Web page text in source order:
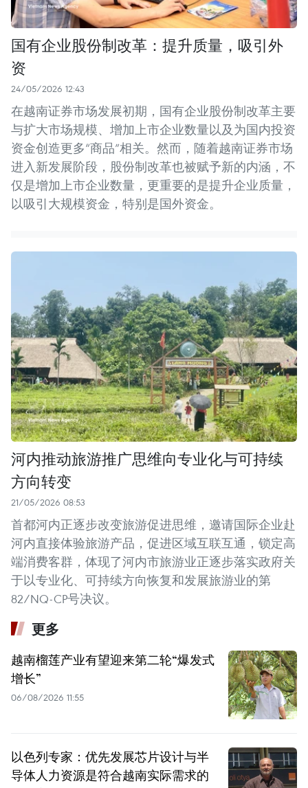
国有企业股份制改革：提升质量，吸引外
资
24/05/2026 12:43
在越南证券市场发展初期，国有企业股份制改革主要
与扩大市场规模、增加上市企业数量以及为国内投资
资金创造更多“商品”相关。然而，随着越南证券市场
进入新发展阶段，股份制改革也被赋予新的内涵，不
仅是增加上市企业数量，更重要的是提升企业质量，
以吸引大规模资金，特别是国外资金。
河内推动旅游推广思维向专业化与可持续
方向转变
21/05/2026 08:53
首都河内正逐步改变旅游促进思维，邀请国际企业赴
河内直接体验旅游产品，促进区域互联互通，锁定高
端消费客群，体现了河内市旅游业正逐步落实政府关
于以专业化、可持续方向恢复和发展旅游业的第
82/NQ-CP号决议。
更多
越南榴莲产业有望迎来第二轮“爆发式
增长”
06/08/2026 11:55
以色列专家：优先发展芯片设计与半
导体人力资源是符合越南实际需求的